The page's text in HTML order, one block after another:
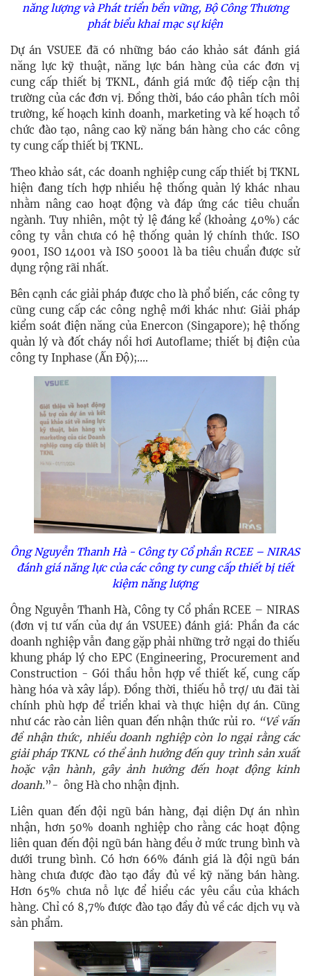
năng lượng và Phát triển bền vững, Bộ Công Thương
phát biểu khai mạc sự kiện
Dự án VSUEE đã có những báo cáo khảo sát đánh giá
năng lực kỹ thuật, năng lực bán hàng của các đơn vị
cung cấp thiết bị TKNL, đánh giá mức độ tiếp cận thị
trường của các đơn vị. Đồng thời, báo cáo phân tích môi
trường, kế hoạch kinh doanh, marketing và kế hoạch tổ
chức đào tạo, nâng cao kỹ năng bán hàng cho các công
ty cung cấp thiết bị TKNL.
Theo khảo sát, các doanh nghiệp cung cấp thiết bị TKNL
hiện đang tích hợp nhiều hệ thống quản lý khác nhau
nhằm nâng cao hoạt động và đáp ứng các tiêu chuẩn
ngành. Tuy nhiên, một tỷ lệ đáng kể (khoảng 40%) các
công ty vẫn chưa có hệ thống quản lý chính thức. ISO
9001, ISO 14001 và ISO 50001 là ba tiêu chuẩn được sử
dụng rộng rãi nhất.
Bên cạnh các giải pháp được cho là phổ biến, các công ty
cũng cung cấp các công nghệ mới khác như: Giải pháp
kiểm soát điện năng của Enercon (Singapore); hệ thống
quản lý và đốt cháy nồi hơi Autoflame; thiết bị điện của
công ty Inphase (Ấn Độ);....
Ông Nguyễn Thanh Hà - Công ty Cổ phần RCEE – NIRAS
đánh giá năng lực của các công ty cung cấp thiết bị tiết
kiệm năng lượng
Ông Nguyễn Thanh Hà, Công ty Cổ phần RCEE – NIRAS
(đơn vị tư vấn của dự án VSUEE) đánh giá: Phần đa các
doanh nghiệp vẫn đang gặp phải những trở ngại do thiếu
khung pháp lý cho EPC (Engineering, Procurement and
Construction - Gói thầu hỗn hợp về thiết kế, cung cấp
hàng hóa và xây lắp). Đồng thời, thiếu hỗ trợ/ ưu đãi tài
chính phù hợp để triển khai và thực hiện dự án. Cũng
như các rào cản liên quan đến nhận thức rủi ro. “Về vấn
đề nhận thức, nhiều doanh nghiệp còn lo ngại rằng các
giải pháp TKNL có thể ảnh hưởng đến quy trình sản xuất
hoặc vận hành, gây ảnh hưởng đến hoạt động kinh
doanh.”- ông Hà cho nhận định.
Liên quan đến đội ngũ bán hàng, đại diện Dự án nhìn
nhận, hơn 50% doanh nghiệp cho rằng các hoạt động
liên quan đến đội ngũ bán hàng đều ở mức trung bình và
dưới trung bình. Có hơn 66% đánh giá là đội ngũ bán
hàng chưa được đào tạo đầy đủ về kỹ năng bán hàng.
Hơn 65% chưa nỗ lực để hiểu các yêu cầu của khách
hàng. Chỉ có 8,7% được đào tạo đầy đủ về các dịch vụ và
sản phẩm.